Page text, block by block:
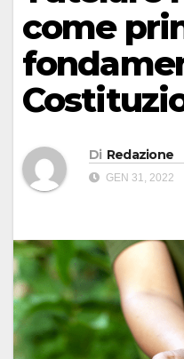
come
Di Redazione
GEN 31, 2022